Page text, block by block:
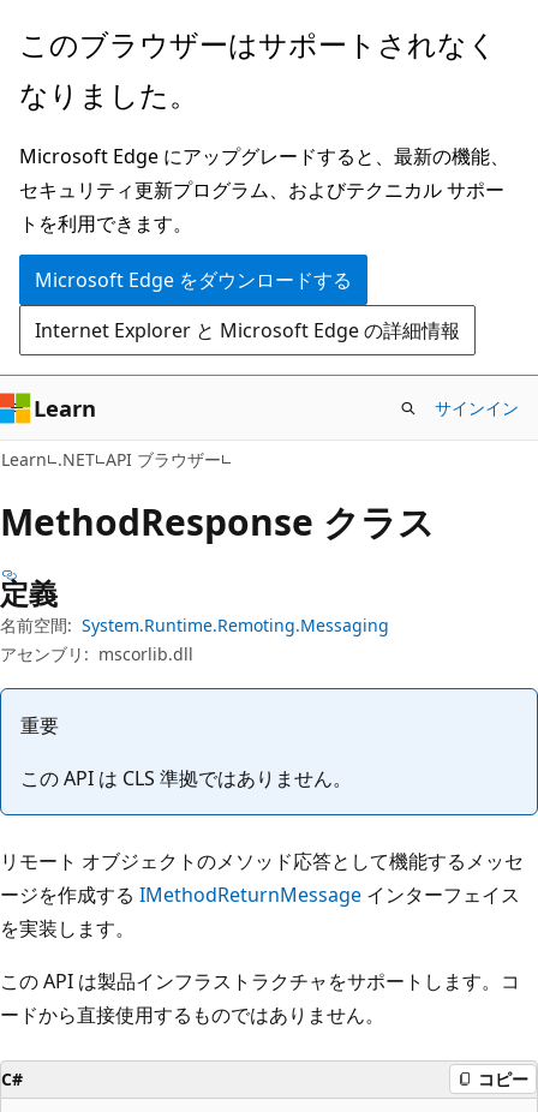
メ
ン
ン
テ
ン
ツ
に
ス
キ
ッ
プ
ペ
ジ
ナ
ビ
ゲ
ー
シ
ョ
ン
に
ス
キ
ッ
プ
このブラウザーはサポートされなく
なりました。
Microsoft Edge にアップグレードすると、最新の機能、
セキュリティ更新プログラム、およびテクニカル サポー
トを利用できます。
Microsoft Edge をダウンロードする
Internet Explorer と Microsoft Edge の詳細情報
Learn サインイン
Learn .NET API ブラウザー
MethodResponse クラス
定義
名前空間: System.Runtime.Remoting.Messaging
アセンブリ: mscorlib.dll
重要
この API は CLS 準拠ではありません。
リモート オブジェクトのメソッド応答として機能するメッセ
ージを作成する IMethodReturnMessage インターフェイス
を実装します。
この API は製品インフラストラクチャをサポートします。コ
ードから直接使用するものではありません。
C# コピー